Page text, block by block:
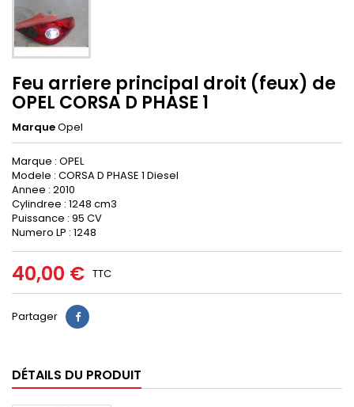
Feu arriere principal droit (feux) de
OPEL CORSA D PHASE 1
MarqueOpel
Marque : OPEL
Modele : CORSA D PHASE 1 Diesel
Annee : 2010
Cylindree : 1248 cm3
Puissance : 95 CV
Numero LP : 1248
40,00 € TTC
Partager
DÉTAILS DU PRODUIT